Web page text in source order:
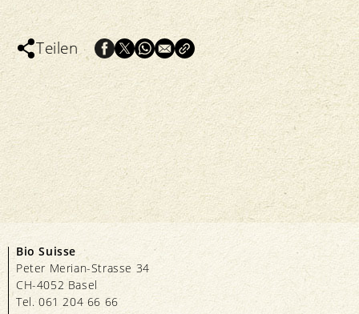
Teilen
Bio Suisse
Peter Merian-Strasse 34
CH-4052 Basel
Tel. 061 204 66 66